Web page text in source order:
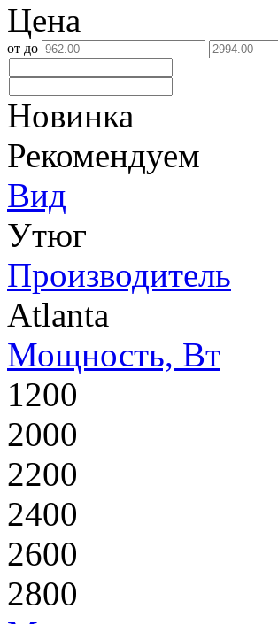
Цена
от до
Новинка
Рекомендуем
Вид
Утюг
Производитель
Atlanta
Мощность, Вт
1200
2000
2200
2400
2600
2800